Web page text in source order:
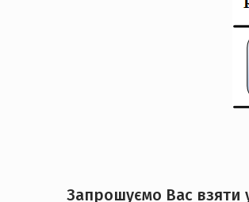
Запрошуємо Вас взяти